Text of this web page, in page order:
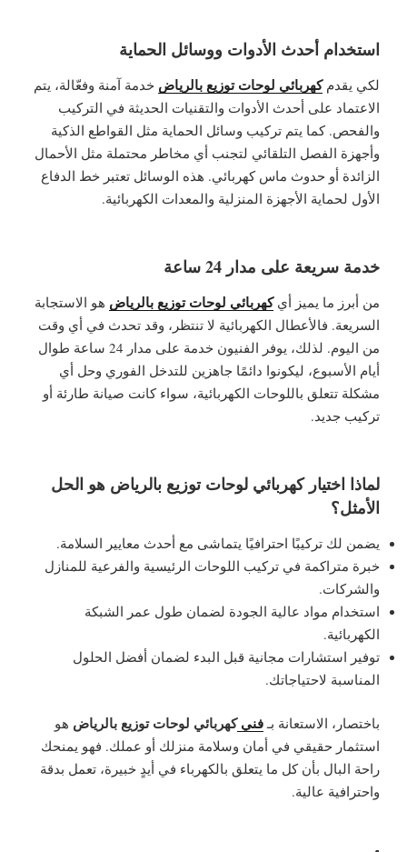
استخدام أحدث الأدوات ووسائل الحماية
لكي يقدمكهربائي لوحات توزيع بالرياض خدمة آمنة وفعّالة، يتم
الاعتماد على أحدث الأدوات والتقنيات الحديثة في التركيب
والفحص. كما يتم تركيب وسائل الحماية مثل القواطع الذكية
وأجهزة الفصل التلقائي لتجنب أي مخاطر محتملة مثل الأحمال
الزائدة أو حدوث ماس كهربائي. هذه الوسائل تعتبر خط الدفاع
الأول لحماية الأجهزة المنزلية والمعدات الكهربائية.
خدمة سريعة على مدار 24 ساعة
من أبرز ما يميز أيكهربائي لوحات توزيع بالرياض هو الاستجابة
السريعة. فالأعطال الكهربائية لا تنتظر، وقد تحدث في أي وقت
من اليوم. لذلك، يوفر الفنيون خدمة على مدار 24 ساعة طوال
أيام الأسبوع، ليكونوا دائمًا جاهزين للتدخل الفوري وحل أي
مشكلة تتعلق باللوحات الكهربائية، سواء كانت صيانة طارئة أو
تركيب جديد.
لماذا اختيار كهربائي لوحات توزيع بالرياض هو الحل
الأمثل؟
يضمن لك تركيبًا احترافيًا يتماشى مع أحدث معايير السلامة.
خبرة متراكمة في تركيب اللوحات الرئيسية والفرعية للمنازل
والشركات.
استخدام مواد عالية الجودة لضمان طول عمر الشبكة
الكهربائية.
توفير استشارات مجانية قبل البدء لضمان أفضل الحلول
المناسبة لاحتياجاتك.
باختصار، الاستعانة بـ فني كهربائي لوحات توزيع بالرياض هو
استثمار حقيقي في أمان وسلامة منزلك أو عملك. فهو يمنحك
راحة البال بأن كل ما يتعلق بالكهرباء في أيدٍ خبيرة، تعمل بدقة
واحترافية عالية.